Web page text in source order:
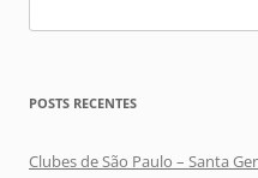
por:
POSTS RECENTES
Clubes de São Paulo – Santa